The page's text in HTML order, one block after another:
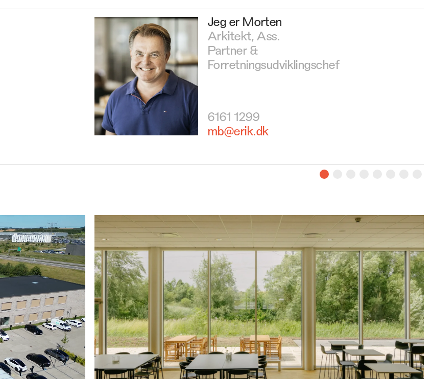
Jeg er Morten
Arkitekt, Ass.
Partner &
Forretningsudviklingschef
6161 1299
mb@erik.dk